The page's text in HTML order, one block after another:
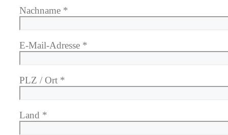
Nachname *
E-Mail-Adresse *
PLZ / Ort *
Land *